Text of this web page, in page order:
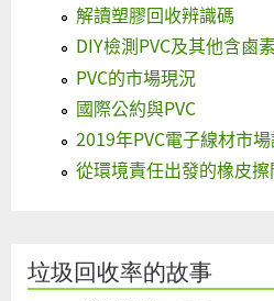
解讀塑膠回收辨識碼
DIY檢測PVC及其他含鹵
PVC的市場現況
國際公約與PVC
2019年PVC電子線材市
從環境責任出發的橡皮
垃圾回收率的故事